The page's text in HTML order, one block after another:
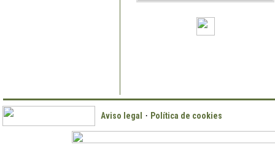
Aviso legal · Política de cookies